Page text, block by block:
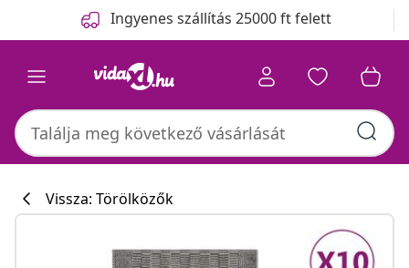
Ingyenes szállítás 25000 ft felett
Vissza: Törölközők